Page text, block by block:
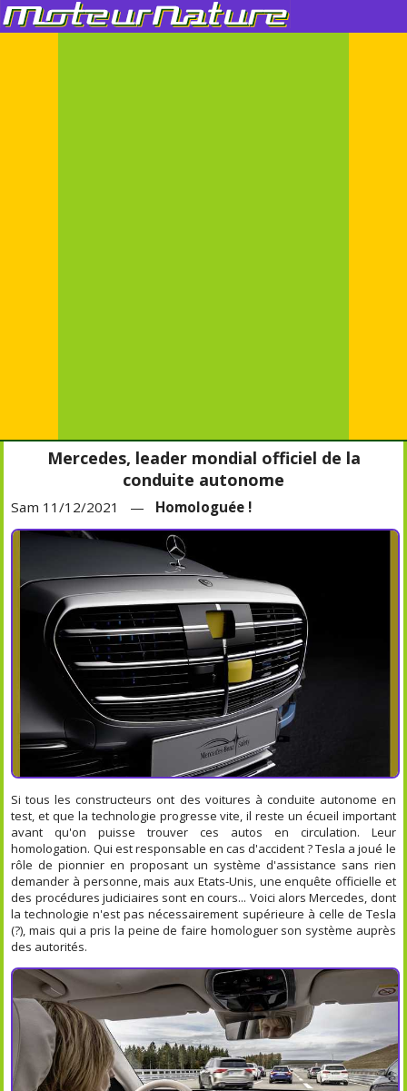
Mercedes, leader mondial officiel de la
conduite autonome
Sam 11/12/2021 — Homologuée !
Si tous les constructeurs ont des voitures à conduite autonome en
test, et que la technologie progresse vite, il reste un écueil important
avant qu'on puisse trouver ces autos en circulation. Leur
homologation. Qui est responsable en cas d'accident ? Tesla a joué le
rôle de pionnier en proposant un système d'assistance sans rien
demander à personne, mais aux Etats-Unis, une enquête officielle et
des procédures judiciaires sont en cours... Voici alors Mercedes, dont
la technologie n'est pas nécessairement supérieure à celle de Tesla
(?), mais qui a pris la peine de faire homologuer son système auprès
des autorités.